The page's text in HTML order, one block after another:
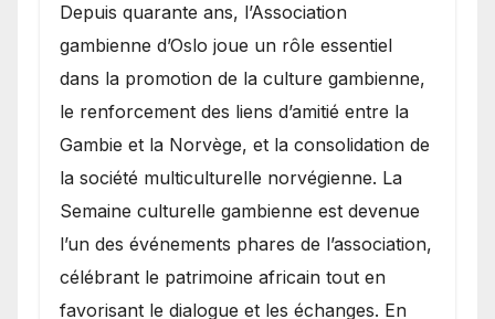
​Depuis quarante ans, l’Association
gambienne d’Oslo joue un rôle essentiel
dans la promotion de la culture gambienne,
le renforcement des liens d’amitié entre la
Gambie et la Norvège, et la consolidation de
la société multiculturelle norvégienne. La
Semaine culturelle gambienne est devenue
l’un des événements phares de l’association,
célébrant le patrimoine africain tout en
favorisant le dialogue et les échanges. En